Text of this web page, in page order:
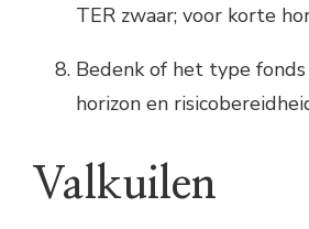
TER zwaar; voor korte
Bedenk of het type
horizon en
Valkuilen